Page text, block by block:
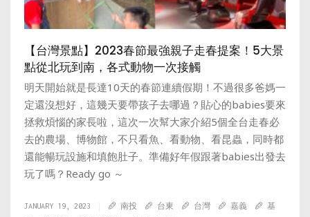
【台灣景點】2023春節最強親子走春提案！5大景
點從北玩到南，各式動物一次接觸
明天開始就是長達10天的春節連續假期！不過很多爸媽一
定還沒想好，這幾天要帶孩子去哪過？貼心的babies要來
拯救煩惱的家長啦，這次一次幫大家介紹5個全台走春必
去的農場、博物館，不只看魚、看動物、看昆蟲，同時都
還能暢玩設施和填飽肚子。準備好年假跟著babies出發去
玩了嗎？Ready go ～
JANUARY 19, 2023 南投 台東 台灣 嘉義
基